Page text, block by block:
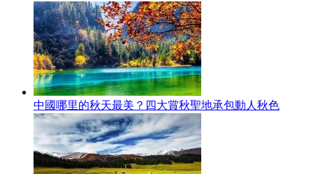
中國哪里的秋天最美？四大賞秋聖地承包動人秋色